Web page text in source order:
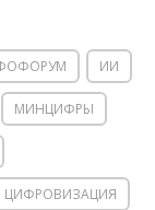
ИИ
МИНЦИФРЫ
ЦИФРОВИЗАЦИЯ